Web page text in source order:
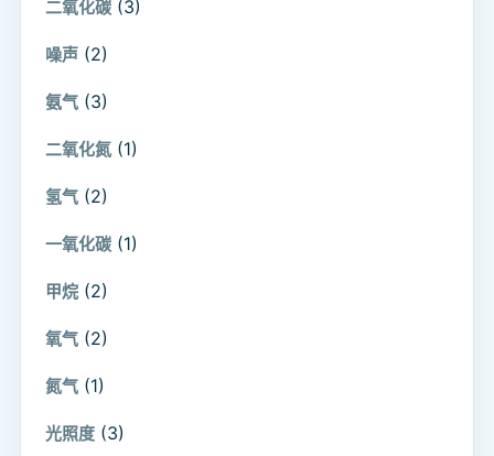
二氧化碳 (3)
噪声 (2)
氨气 (3)
二氧化氮 (1)
氢气 (2)
一氧化碳 (1)
甲烷 (2)
氧气 (2)
氮气 (1)
光照度 (3)